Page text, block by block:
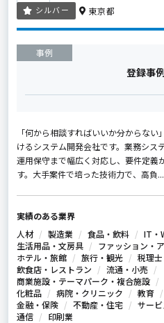
シルバー 東京都
事例
登録事
「何から相談すればいいか分からな
けるシステム開発会社です。業務シス
運用保守まで幅広く対応し、要件定義
す。大手案件で培った技術力で、高負...
実績のある業界
人材
製造業 食品・飲料
IT・
生活用品・文房具
ファッション・
ホテル・旅館
旅行・観光 税理
飲食店・レストラン
流通・小売
商業施設・テーマパーク・複合施設
化粧品
病院・クリニック 教育
金融・保険
不動産・住宅 サー
通信
印刷業